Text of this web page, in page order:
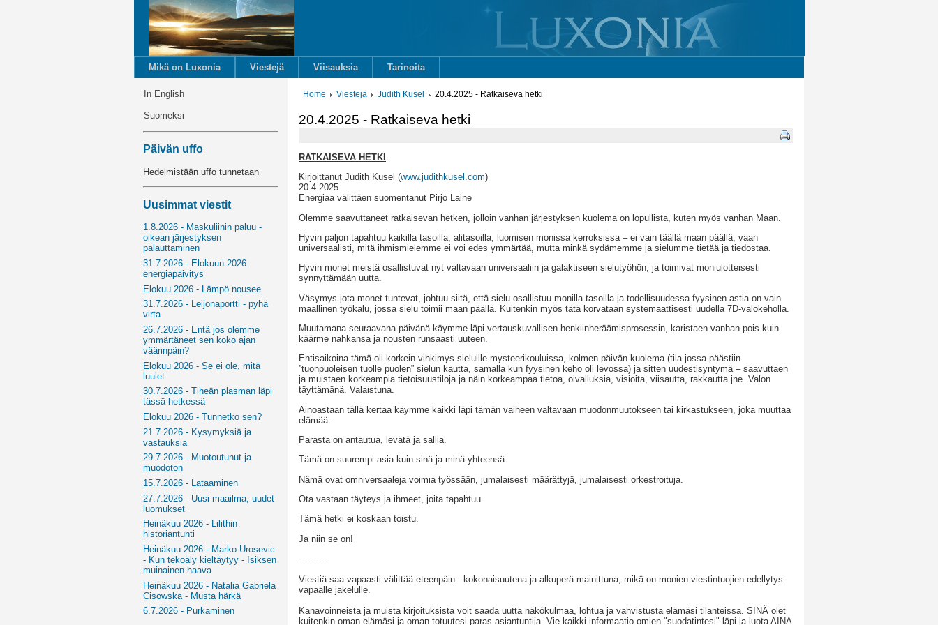
Mikä on Luxonia Viestejä Viisauksia Tarinoita
In English
Suomeksi
Päivän uffo
Hedelmistään uffo tunnetaan
Uusimmat viestit
1.8.2026 - Maskuliinin paluu -
oikean järjestyksen
palauttaminen
31.7.2026 - Elokuun 2026
energiapäivitys
Elokuu 2026 - Lämpö nousee
31.7.2026 - Leijonaportti - pyhä
virta
26.7.2026 - Entä jos olemme
ymmärtäneet sen koko ajan
väärinpäin?
Elokuu 2026 - Se ei ole, mitä
luulet
30.7.2026 - Tiheän plasman läpi
tässä hetkessä
Elokuu 2026 - Tunnetko sen?
21.7.2026 - Kysymyksiä ja
vastauksia
29.7.2026 - Muotoutunut ja
muodoton
15.7.2026 - Lataaminen
27.7.2026 - Uusi maailma, uudet
luomukset
Heinäkuu 2026 - Lilithin
historiantunti
Heinäkuu 2026 - Marko Urosevic
- Kun tekoäly kieltäytyy - Isiksen
muinainen haava
Heinäkuu 2026 - Natalia Gabriela
Cisowska - Musta härkä
6.7.2026 - Purkaminen
Home Viestejä Judith Kusel 20.4.2025 - Ratkaiseva hetki
20.4.2025 - Ratkaiseva hetki
RATKAISEVA HETKI
Kirjoittanut Judith Kusel (www.judithkusel.com)
20.4.2025
Energiaa välittäen suomentanut Pirjo Laine
Olemme saavuttaneet ratkaisevan hetken, jolloin vanhan järjestyksen kuolema on lopullista, kuten myös vanhan Maan.
Hyvin paljon tapahtuu kaikilla tasoilla, alitasoilla, luomisen monissa kerroksissa – ei vain täällä maan päällä, vaan
universaalisti, mitä ihmismielemme ei voi edes ymmärtää, mutta minkä sydämemme ja sielumme tietää ja tiedostaa.
Hyvin monet meistä osallistuvat nyt valtavaan universaaliin ja galaktiseen sielutyöhön, ja toimivat moniulotteisesti
synnyttämään uutta.
Väsymys jota monet tuntevat, johtuu siitä, että sielu osallistuu monilla tasoilla ja todellisuudessa fyysinen astia on vain
maallinen työkalu, jossa sielu toimii maan päällä. Kuitenkin myös tätä korvataan systemaattisesti uudella 7D-valokeholla.
Muutamana seuraavana päivänä käymme läpi vertauskuvallisen henkiinheräämisprosessin, karistaen vanhan pois kuin
käärme nahkansa ja nousten runsaasti uuteen.
Entisaikoina tämä oli korkein vihkimys sieluille mysteerikouluissa, kolmen päivän kuolema (tila jossa päästiin
”tuonpuoleisen tuolle puolen” sielun kautta, samalla kun fyysinen keho oli levossa) ja sitten uudestisyntymä – saavuttaen
ja muistaen korkeampia tietoisuustiloja ja näin korkeampaa tietoa, oivalluksia, visioita, viisautta, rakkautta jne. Valon
täyttämänä. Valaistuna.
Ainoastaan tällä kertaa käymme kaikki läpi tämän vaiheen valtavaan muodonmuutokseen tai kirkastukseen, joka muuttaa
elämää.
Parasta on antautua, levätä ja sallia.
Tämä on suurempi asia kuin sinä ja minä yhteensä.
Nämä ovat omniversaaleja voimia työssään, jumalaisesti määrättyjä, jumalaisesti orkestroituja.
Ota vastaan täyteys ja ihmeet, joita tapahtuu.
Tämä hetki ei koskaan toistu.
Ja niin se on!
-----------
Viestiä saa vapaasti välittää eteenpäin - kokonaisuutena ja alkuperä mainittuna, mikä on monien viestintuojien edellytys
vapaalle jakelulle.
Kanavoinneista ja muista kirjoituksista voit saada uutta näkökulmaa, lohtua ja vahvistusta elämäsi tilanteissa. SINÄ olet
kuitenkin oman elämäsi ja oman totuutesi paras asiantuntija. Vie kaikki informaatio omien "suodatintesi" läpi ja luota AINA